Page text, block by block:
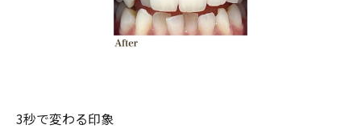
3秒で変わる印象